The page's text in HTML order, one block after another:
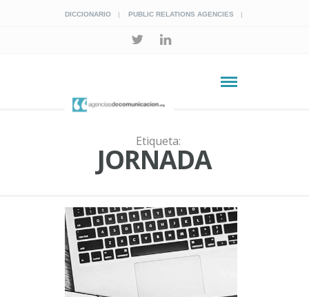
DICCIONARIO PUBLIC RELATIONS AGENCIES
Etiqueta:
JORNADA